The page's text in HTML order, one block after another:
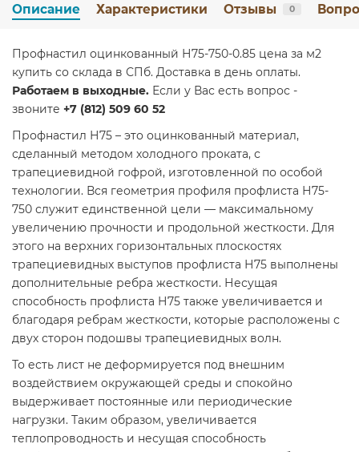
Описание Характеристики Отзывы 0
Профнастил оцинкованный Н75-750-0.85 цена за м2
купить со склада в СПб. Доставка в день оплаты.
Работаем в выходные. Если у Вас есть вопрос -
звоните +7 (812) 509 60 52
Профнастил Н75 – это оцинкованный материал,
сделанный методом холодного проката, с
трапециевидной гофрой, изготовленной по особой
технологии. Вся геометрия профиля профлиста Н75-
750 служит единственной цели — максимальному
увеличению прочности и продольной жесткости. Для
этого на верхних горизонтальных плоскостях
трапециевидных выступов профлиста Н75 выполнены
дополнительные ребра жесткости. Несущая
способность профлиста Н75 также увеличивается и
благодаря ребрам жесткости, которые расположены с
двух сторон подошвы трапециевидных волн.
То есть лист не деформируется под внешним
воздействием окружающей среды и спокойно
выдерживает постоянные или периодические
нагрузки. Таким образом, увеличивается
теплопроводность и несущая способность